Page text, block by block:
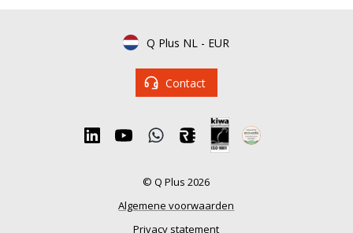
Q Plus NL - EUR
Contact
© Q Plus 2026
Algemene voorwaarden
Privacy statement